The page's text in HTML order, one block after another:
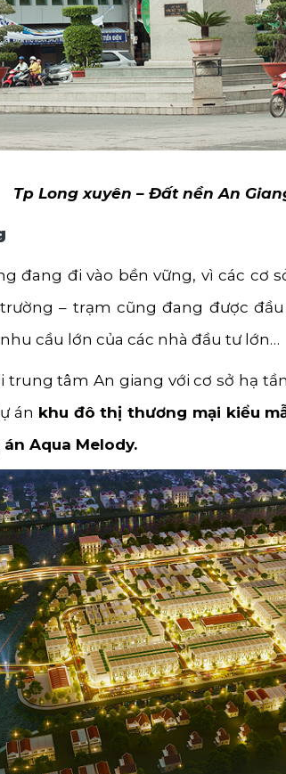
Tp Long xuyên – Đất nền An
đang đi vào bền vững, vì các cơ
– trạm cũng đang được
cầu lớn của các nhà đầu tư lớn…
trung tâm An giang với cơ sở hạ
án khu đô thị thương mại kiểu
án Aqua Melody.